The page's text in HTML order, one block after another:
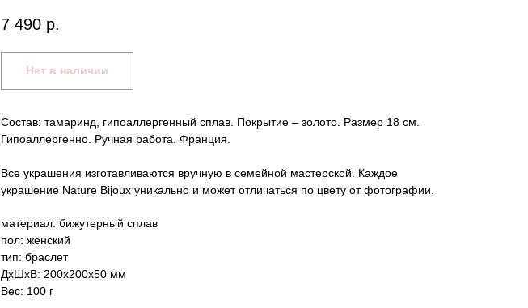
7 490 р.
Нет в наличии
Состав: тамаринд, гипоаллергенный сплав. Покрытие – золото. Размер 18 см.
Гипоаллергенно. Ручная работа. Франция.
Все украшения изготавливаются вручную в семейной мастерской. Каждое
украшение Nature Bijoux уникально и может отличаться по цвету от фотографии.
материал: бижутерный сплав
пол: женский
тип: браслет
ДxШxВ: 200x200x50 мм
Вес: 100 г